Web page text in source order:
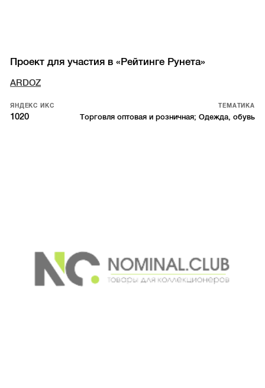
Проект для участия в «Рейтинге Рунета»
ARDOZ
ЯНДЕКС ИКС
1020
ТЕМАТИКА
Торговля оптовая и розничная; Одежда, обувь